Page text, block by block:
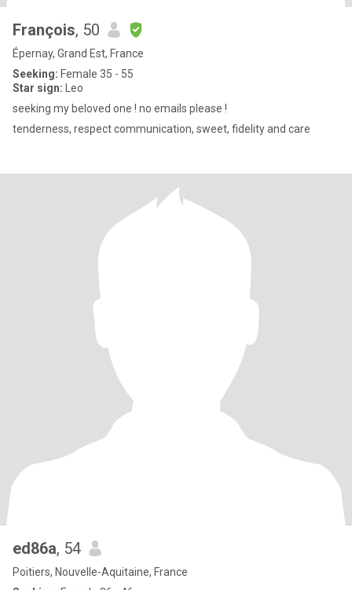
François, 50
Épernay, Grand Est, France
Seeking: Female 35 - 55
Star sign: Leo
seeking my beloved one ! no emails please !
tenderness, respect communication, sweet, fidelity and care
ed86a, 54
Poitiers, Nouvelle-Aquitaine, France